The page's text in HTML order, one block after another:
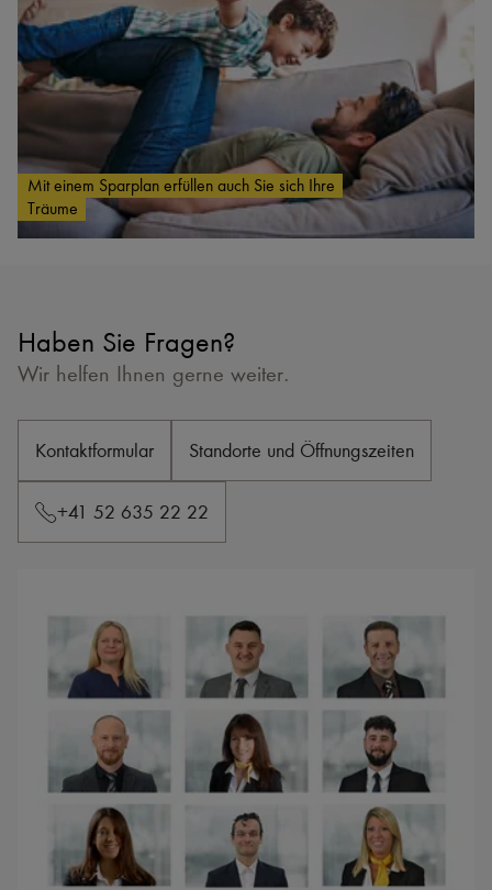
Mit einem Sparplan erfüllen auch Sie sich Ihre
Träume
Haben Sie Fragen?
Wir helfen Ihnen gerne weiter.
Kontaktformular Standorte und Öffnungszeiten
+41 52 635 22 22